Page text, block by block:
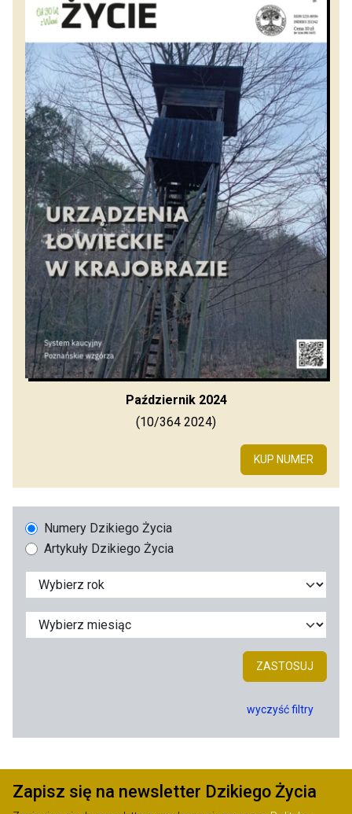
Październik 2024
(10/364 2024)
KUP NUMER
Numery Dzikiego Życia
Artykuły Dzikiego Życia
ZASTOSUJ
wyczyść filtry
Zapisz się na newsletter Dzikiego Życia